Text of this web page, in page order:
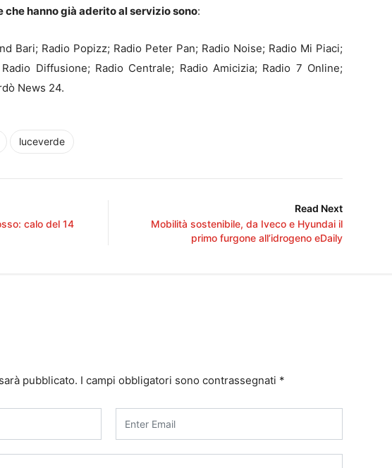
hanno già aderito al servizio sono:
Bari; Radio Popizz; Radio Peter Pan; Radio Noise; Radio Mi Piaci;
Diffusione; Radio Centrale; Radio Amicizia; Radio 7 Online;
News 24.
luceverde
calo del 14
Read Next
Mobilità sostenibile, da Iveco e Hyundai il
primo furgone all’idrogeno eDaily
pubblicato. I campi obbligatori sono contrassegnati *